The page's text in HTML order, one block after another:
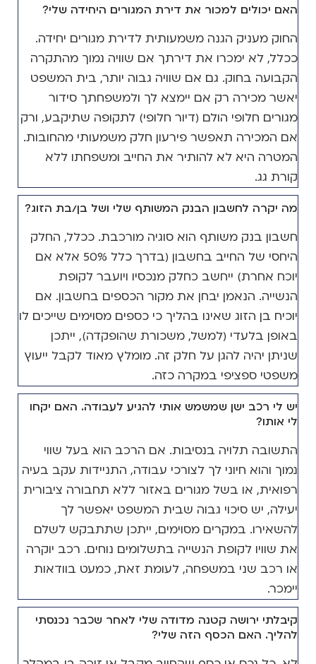
האם יכולים למכור את דירת המגורים היחידה שלי?
החוק מעניק הגנה משמעותית לדירת מגורים יחידה.
ככלל, לא ימכרו את דירתך אם שוויה נמוך מהתקרה
הקבועה בחוק. גם אם שוויה גבוה יותר, בית המשפט
יאשר מכירה רק אם יימצא לך ולמשפחתך סידור
מגורים חלופי הולם (דיור חלופי) לתקופה שתיקבע, ורק
אם המכירה תאפשר פירעון חלק משמעותי מהחובות.
המטרה היא לא להותיר את החייב ומשפחתו ללא
קורת גג.
מה יקרה לחשבון הבנק המשותף שלי ושל בן/בת הזוג?
חשבון בנק משותף הוא סוגיה מורכבת. ככלל, החלק
היחסי של החייב בחשבון (בדרך כלל 50% אלא אם
יוכח אחרת) ייחשב כחלק מנכסיו ויועבר לקופת
הנשייה. הנאמן יבחן את מקור הכספים בחשבון. אם
יוכיח בן הזוג שאינו בהליך כי כספים מסוימים שייכים לו
באופן בלעדי (למשל, משכורת שהופקדה), ייתכן
שניתן יהיה להגן על חלק זה. מומלץ מאוד לקבל ייעוץ
משפטי ספציפי במקרה כזה.
יש לי רכב ישן שמשמש אותי להגיע לעבודה. האם יקחו
לי אותו?
התשובה תלויה בנסיבות. אם הרכב הוא בעל שווי
נמוך והוא חיוני לך לצורכי עבודה, התניידות עקב בעיה
רפואית, או בשל מגורים באזור ללא תחבורה ציבורית
יעילה, יש סיכוי גבוה שבית המשפט יאפשר לך
להשאירו. במקרים מסוימים, ייתכן שתתבקש לשלם
את שוויו לקופת הנשייה בתשלומים נוחים. רכב יוקרה
או רכב שני במשפחה, לעומת זאת, כמעט בוודאות
יימכר.
קיבלתי ירושה קטנה מדודה שלי לאחר שכבר נכנסתי
להליך. האם הכסף הזה שלי?